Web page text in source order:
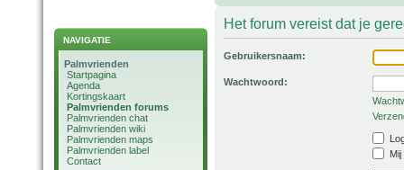
NAVIGATIE
Palmvrienden
Startpagina
Agenda
Kortingskaart
Palmvrienden forums
Palmvrienden chat
Palmvrienden wiki
Palmvrienden maps
Palmvrienden label
Contact
Het forum vereist dat je
Gebruikersnaam:
Wachtwoord: